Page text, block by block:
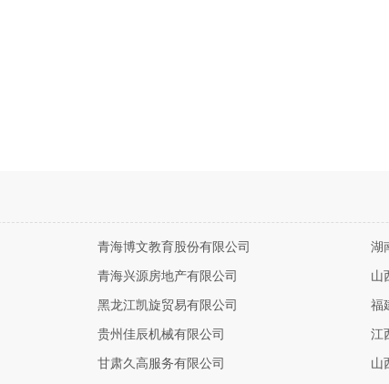
青海博文教育股份有限公司 湖
青海兴源房地产有限公司 山
黑龙江凯旋贸易有限公司 福
贵州佳辰机械有限公司 江
甘肃久高服务有限公司 山